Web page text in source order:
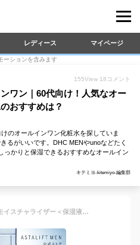
レディース マイページ
ーションを含みます
155View 18 コメント
ワン｜60代向け！人気なオー
おすすめは？
のオールインワン化粧水を探していま
るがいいです。DHC MENやunoなどたく
っかりと保湿できるおすすめなオールイン
キテミヨ-kitemiyo-編集部
アスタリフト メン モノム モイスチャライザー＜保湿液＞120mL 約2か月分【FUJIFILM 公式】 | メンズ オールインワン スキンケア 化粧水 乳液 美容液 ローション オールインワンジェル 男性 メンズスキンケア メンズ化粧品 ギフト プレゼント ASTALIFT MONOM 富士フイルム